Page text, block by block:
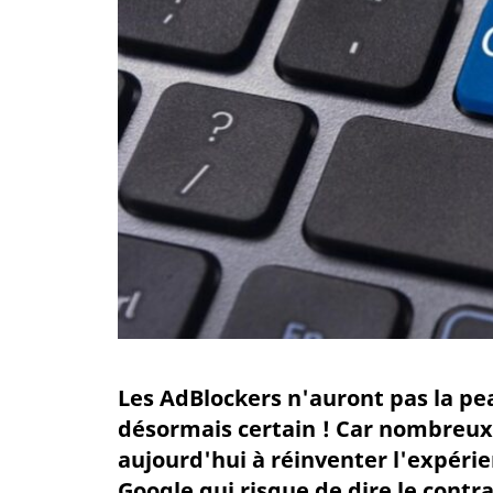
Les AdBlockers n'auront pas la
désormais certain ! Car
aujourd'hui à réinventer